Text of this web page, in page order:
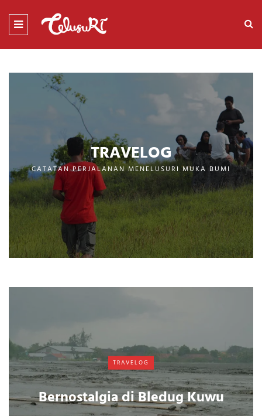
TRAVELOG
CATATAN PERJALANAN MENELUSURI MUKA BUMI
TRAVELOG
Bernostalgia di Bledug Kuwu